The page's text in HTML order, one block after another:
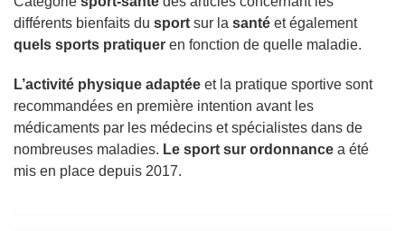
différents bienfaits du sport sur la santé et également
quels sports pratiquer en fonction de quelle maladie.
L’activité physique adaptée et la pratique sportive sont
recommandées en première intention avant les
médicaments par les médecins et spécialistes dans de
nombreuses maladies. Le sport sur ordonnance a été
mis en place depuis 2017.